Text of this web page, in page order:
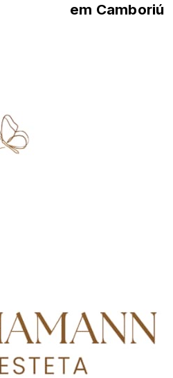
em Camboriú